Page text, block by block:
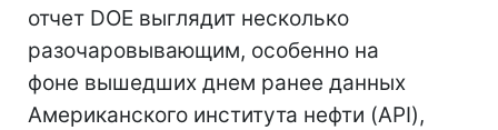
отчет DOE выглядит несколько
разочаровывающим, особенно на
фоне вышедших днем ранее данных
Американского института нефти (API),